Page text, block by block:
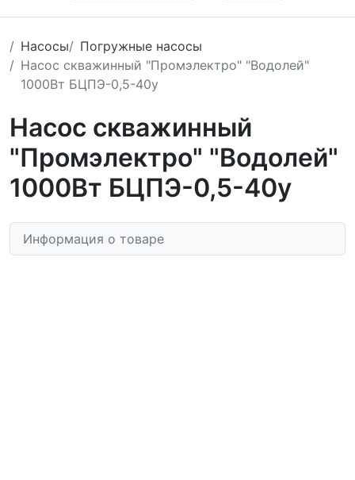
Насосы
Погружные насосы
Насос скважинный "Промэлектро" "Водолей"
1000Вт БЦПЭ-0,5-40у
Насос скважинный
"Промэлектро" "Водолей"
1000Вт БЦПЭ-0,5-40у
Информация о товаре